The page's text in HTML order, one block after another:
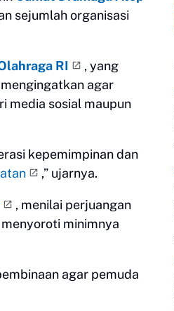
sejumlah organisasi
RI
, yang
agar
media sosial maupun
kepemimpinan dan
,” ujarnya.
, menilai perjuangan
minimnya
agar pemuda